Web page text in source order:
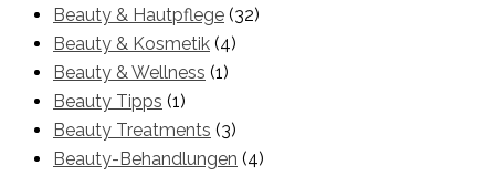
Beauty & Hautpflege (32)
Beauty & Kosmetik (4)
Beauty & Wellness (1)
Beauty Tipps (1)
Beauty Treatments (3)
Beauty-Behandlungen (4)